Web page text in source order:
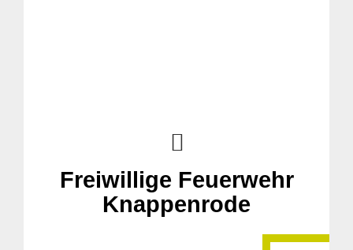
Freiwillige Feuerwehr
Knappenrode